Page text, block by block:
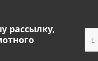
рассылку,